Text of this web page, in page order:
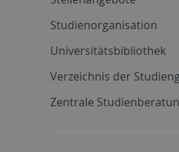
Studienorganisation
Universitätsbibliothek
Verzeichnis der
Zentrale